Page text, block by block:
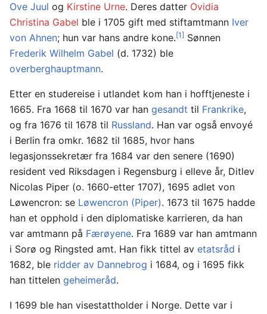
Ove Juul og Kirstine Urne. Deres datter Ovidia
Christina Gabel ble i 1705 gift med stiftamtmann Iver
von Ahnen; hun var hans andre kone.[1] Sønnen
Frederik Wilhelm Gabel (d. 1732) ble
overberghauptmann.
Etter en studereise i utlandet kom han i hofftjeneste i
1665. Fra 1668 til 1670 var han gesandt til Frankrike,
og fra 1676 til 1678 til Russland. Han var også envoyé
i Berlin fra omkr. 1682 til 1685, hvor hans
legasjonssekretær fra 1684 var den senere (1690)
resident ved Riksdagen i Regensburg i elleve år, Ditlev
Nicolas Piper (o. 1660-etter 1707), 1695 adlet von
Løwencron: se Løwencron (Piper). 1673 til 1675 hadde
han et opphold i den diplomatiske karrieren, da han
var amtmann på Færøyene. Fra 1689 var han amtmann
i Sorø og Ringsted amt. Han fikk tittel av etatsråd i
1682, ble ridder av Dannebrog i 1684, og i 1695 fikk
han tittelen geheimeråd.
I 1699 ble han visestattholder i Norge. Dette var i